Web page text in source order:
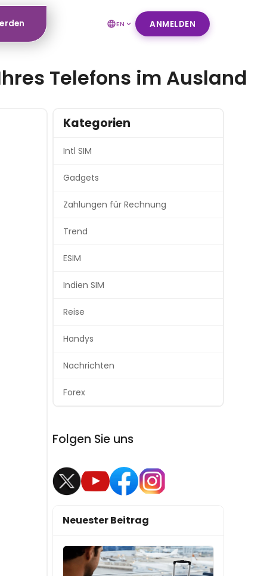
EN ANMELDEN
Telefons im Ausland
Kategorien
Intl SIM
Gadgets
Zahlungen für Rechnung
Trend
ESIM
Indien SIM
Reise
Handys
Nachrichten
Forex
Folgen Sie uns
Neuester Beitrag